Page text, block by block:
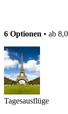
6 Optionen • ab
Tagesausflüge